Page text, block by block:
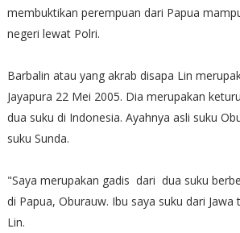
membuktikan perempuan dari Papua
negeri lewat Polri.
Barbalin atau yang akrab disapa Lin
Jayapura 22 Mei 2005. Dia merupakan
dua suku di Indonesia. Ayahnya asli suku
suku Sunda.
"Saya merupakan gadis dari dua suku
di Papua, Oburauw. Ibu saya suku dari
Lin.